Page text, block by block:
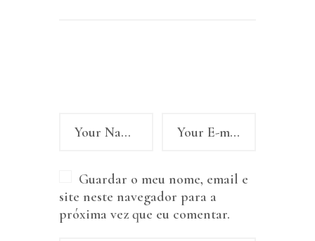
Guardar o meu nome, email e
site neste navegador para a
próxima vez que eu comentar.